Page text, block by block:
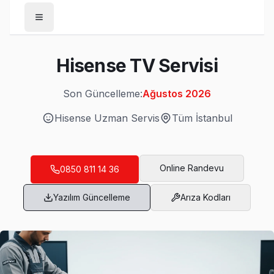
Hisense
Son Güncelleme:Ağustos 2026
Hisense İstanbul Servis Ağımız
· Arnavutköy Hisense Servisi
· Bahçelievler Hisense Servisi
· Bakırköy Hisense Servisi
Hisense TV Servisi
Son Güncelleme:Ağustos 2026
Hisense Uzman Servis Tüm İstanbul
0850 811 14 36 Online Randevu
Yazılım Güncelleme Arıza Kodları